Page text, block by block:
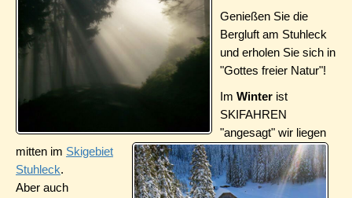
Genießen Sie die
Bergluft am Stuhleck
und erholen Sie sich in
"Gottes freier Natur"!
Im Winter ist
SKIFAHREN
"angesagt" wir liegen
mitten im Skigebiet
Stuhleck.
Aber auch